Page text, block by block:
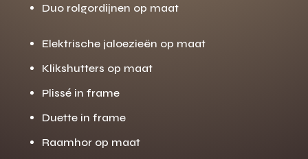
Duo rolgordijnen op maat
Elektrische jaloezieën op maat
Klikshutters op maat
Plissé in frame
Duette in frame
Raamhor op maat